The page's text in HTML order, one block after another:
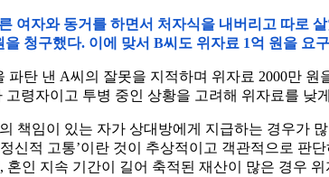
여자와 동거를 하면서 처자식을 내버리고 따로
청구했다. 이에 맞서 B씨도 위자료 1억 원을 요
탄 낸 A씨의 잘못을 지적하며 위자료 2000만
령자이고 투병 중인 상황을 고려해 위자료를 낮
책임이 있는 자가 상대방에게 지급하는 경우가
적 고통’이란 것이 추상적이고 객관적으로 판
인 지속 기간이 길어 축적된 재산이 많은 경우